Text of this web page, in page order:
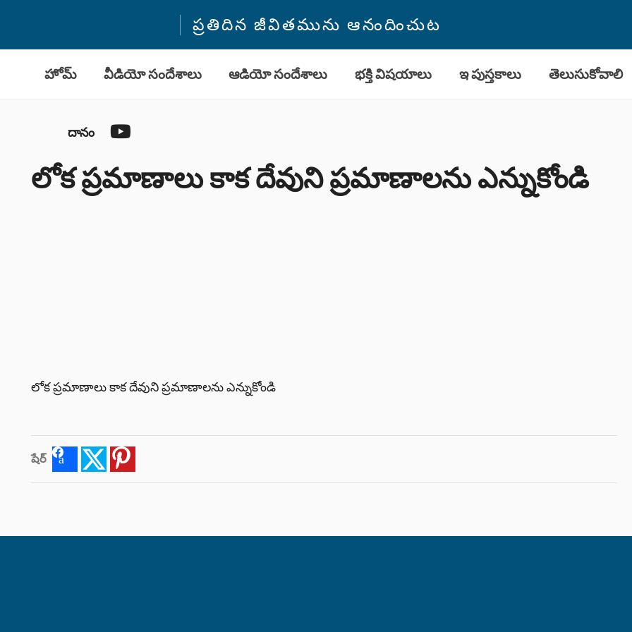
ప్రతిదిన జీవితమును ఆనందించుట
హోమ్ వీడియో సందేశాలు ఆడియో సందేశాలు భక్తి విషయాలు ఇ పుస్తకాలు తెలుసుకోవాలి
దానం YouTube
లోక ప్రమాణాలు కాక దేవుని ప్రమాణాలను ఎన్నుకోండి
లోక ప్రమాణాలు కాక దేవుని ప్రమాణాలను ఎన్నుకోండి
షేర్ FacebookTwitter